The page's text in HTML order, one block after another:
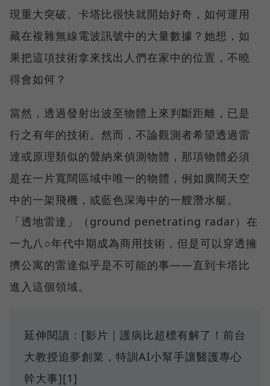
現重大突破。卡塔比很快就開始好奇，如何運用
藏在複雜無線電波訊號中的大量數據？她想，如
果把這項技術拿來找出人們在家中的位置，不曉
得會如何？
當然，透過發射出波至物體上來判斷距離，已是
行之有年的技術。然而，不論觀測者希望透過雷
達或原理類似的聲納來偵測物體，那項物體必須
是在一片寬闊區域中唯一的物體，例如廣闊天空
中的一架飛機，或藍色深海中的一艘潛水艇。
「透地雷達」（ground penetrating radar）在
一九八○年代中期成為商用技術，但是可以穿透擁
擠公寓的雷達似乎是不可能的事——直到卡塔比
進入這個領域。
延伸閱讀：[影片｜護病比超標有解了！前台
大教授追夢創業，特訓AI小幫手讓醫護專心
幹大事][1]